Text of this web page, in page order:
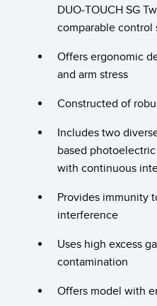
ACCESORIOS
Convertidores
Set de Cables
SOFTWARE
Banner Measurement Sensor
TECNOLOGÍA
DUO-TOUCH SG
comparable control
Offers ergonomic
and arm stress
Constructed of
Includes two
based
with continuous
Provides immunity
interference
Uses high excess
contamination
Offers model with